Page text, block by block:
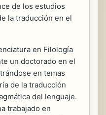
de los estudios
la traducción en el
en Filología
un doctorado en el
en temas
de la traducción
del lenguaje.
trabajado en